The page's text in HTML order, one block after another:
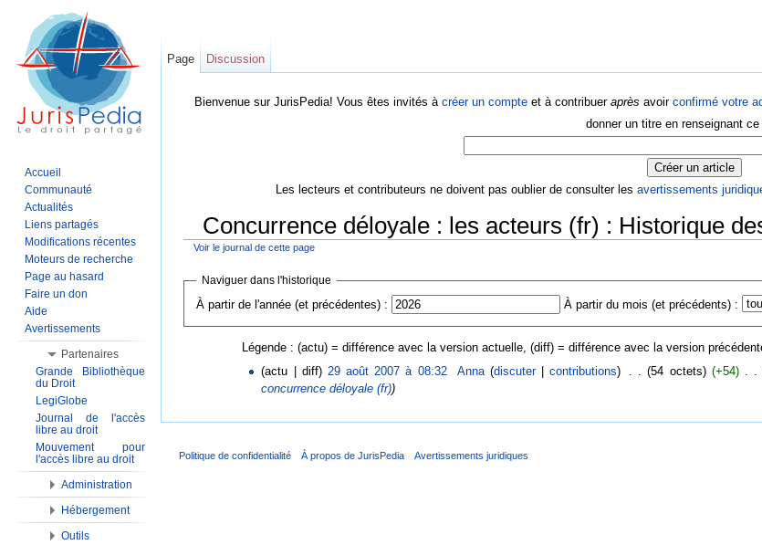
Bienvenue sur JurisPedia! Vous êtes invités à créer un compte et à contribuer après avoir confirmé votre
donner un titre en renseignant
Les lecteurs et contributeurs ne doivent pas oublier de consulter les avertissements
Concurrence déloyale : les acteurs (fr) : Historique
Voir le journal de cette page
Naviguer dans l'historique
À partir de l'année (et précédentes) : À partir du mois (et précédents) :
Légende : (actu) = différence avec la version actuelle, (diff) = différence avec la version
(actu | diff) 29 août 2007 à 08:32‎ Anna (discuter|contributions) . . (54 octets) (+54)‎ . .
concurrence déloyale (fr))
Page Discussion
Accueil
Communauté
Actualités
Liens partagés
Modifications récentes
Moteurs de recherche
Page au hasard
Faire un don
Aide
Avertissements
Partenaires
Grande Bibliothèque
du Droit
LegiGlobe
Journal de l'accès
libre au droit
Mouvement pour
l'accès libre au droit
Administration
Hébergement
Outils
Politique de confidentialité À propos de JurisPedia Avertissements juridiques